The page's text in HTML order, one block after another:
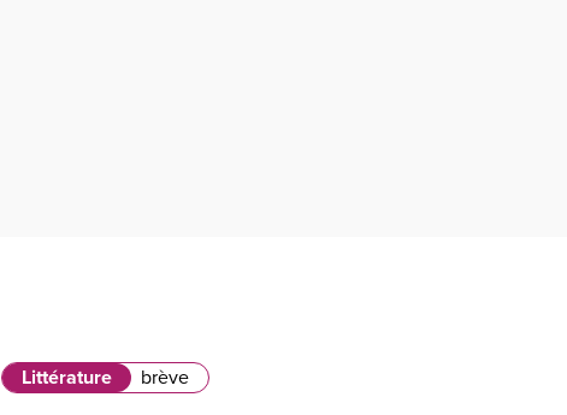
Littérature brève